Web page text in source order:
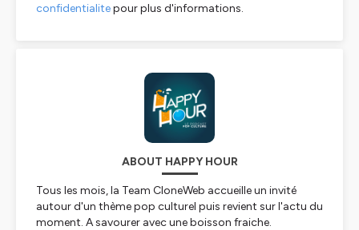
confidentialitepour plus d'informations.
ABOUT HAPPY HOUR
Tous les mois, la Team CloneWeb accueille un invité
autour d'un thème pop culturel puis revient sur l'actu du
moment. A savourer avec une boisson fraiche.